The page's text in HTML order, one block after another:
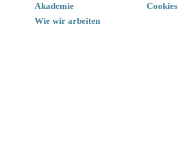
Akademie
Wie wir arbeiten
Cookies